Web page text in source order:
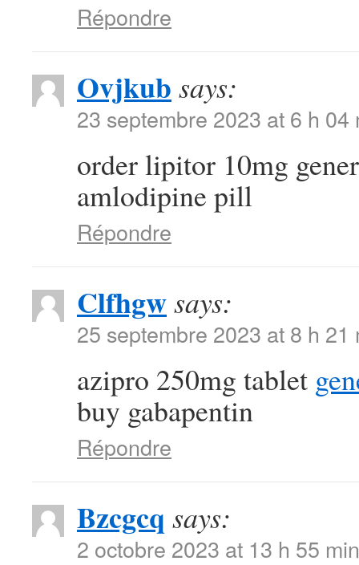
Répondre
Ovjkub says:
23 septembre 2023 at 6 h 04
order lipitor 10mg
amlodipine pill
Répondre
Clfhgwsays:
25 septembre 2023 at 8 h 21
azipro 250mg tablet
buy gabapentin
Répondre
Bzcgcq says:
2 octobre 2023 at 13 h 55 min